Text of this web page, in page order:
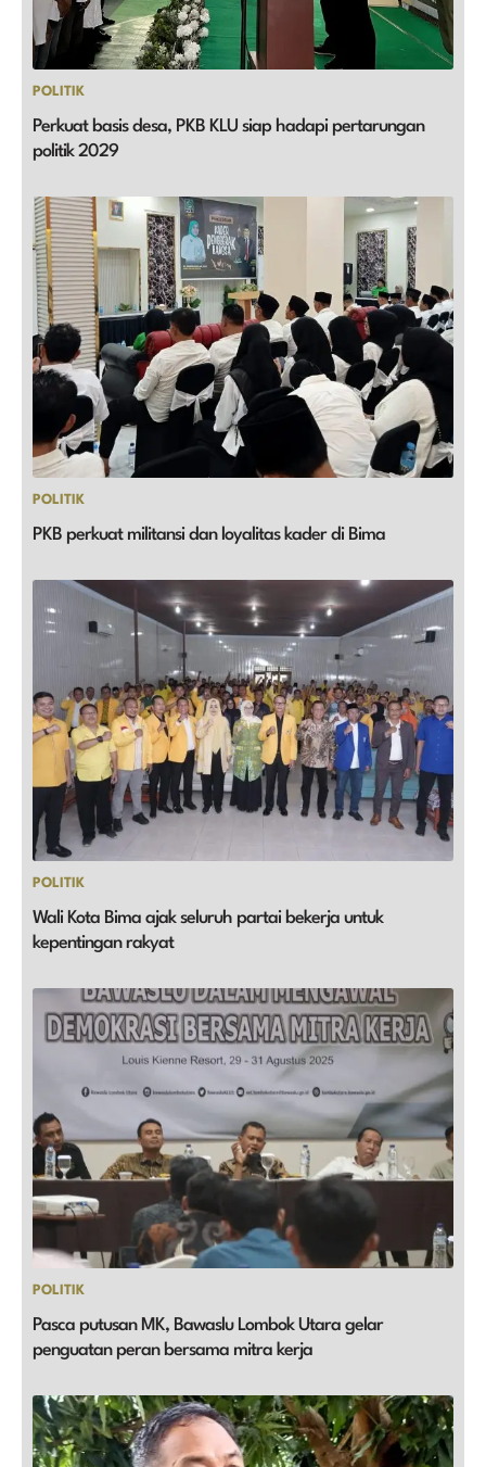
POLITIK
Perkuat basis desa, PKB KLU siap hadapi pertarungan
politik 2029
POLITIK
PKB perkuat militansi dan loyalitas kader di Bima
POLITIK
Wali Kota Bima ajak seluruh partai bekerja untuk
kepentingan rakyat
POLITIK
Pasca putusan MK, Bawaslu Lombok Utara gelar
penguatan peran bersama mitra kerja